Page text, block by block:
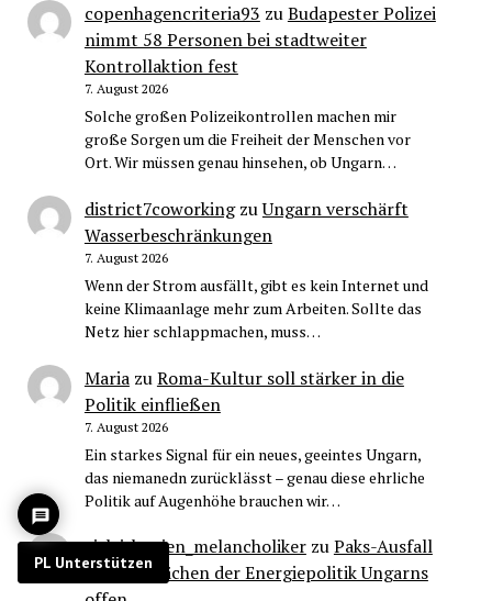
copenhagencriteria93 zuBudapester Polizei
nimmt 58 Personen bei stadtweiter
Kontrollaktion fest
7. August 2026
Solche großen Polizeikontrollen machen mir
große Sorgen um die Freiheit der Menschen vor
Ort. Wir müssen genau hinsehen, ob Ungarn…
district7coworkingzuUngarn verschärft
Wasserbeschränkungen
7. August 2026
Wenn der Strom ausfällt, gibt es kein Internet und
keine Klimaanlage mehr zum Arbeiten. Sollte das
Netz hier schlappmachen, muss…
MariazuRoma-Kultur soll stärker in die
Politik einfließen
7. August 2026
Ein starkes Signal für ein neues, geeintes Ungarn,
das niemanedn zurücklässt – genau diese ehrliche
Politik auf Augenhöhe brauchen wir…
cisleithanien_melancholikerzuPaks-Ausfall
legt Schwächen der Energiepolitik Ungarns
PL Unterstützen